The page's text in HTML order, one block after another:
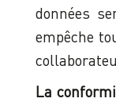
données
empêche
La